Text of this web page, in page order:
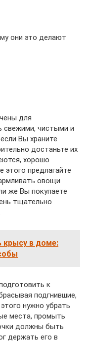
они это делают
для
свежими, чистыми и
Вы храните
достаньте их
хорошо
этого предлагайте
овощи
же Вы покупаете
тщательно
крысу в доме:
к
подгнившие,
нужно убрать
места, промыть
должны быть
держать его в